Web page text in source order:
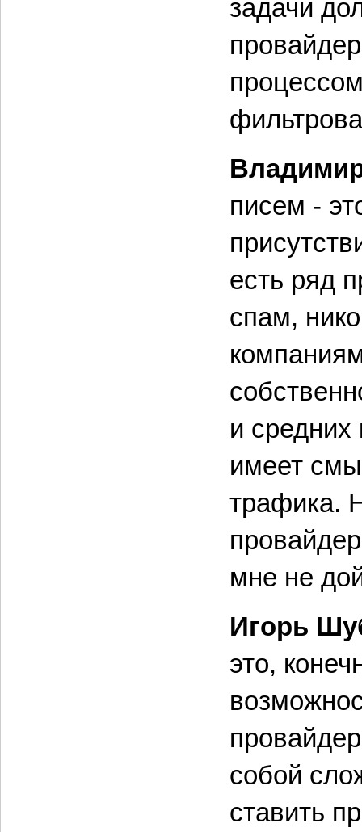
задачи
писем -
есть ряд
спам,
и
имеет
трафика.
мне не
Игорь
это,
собой
ставить